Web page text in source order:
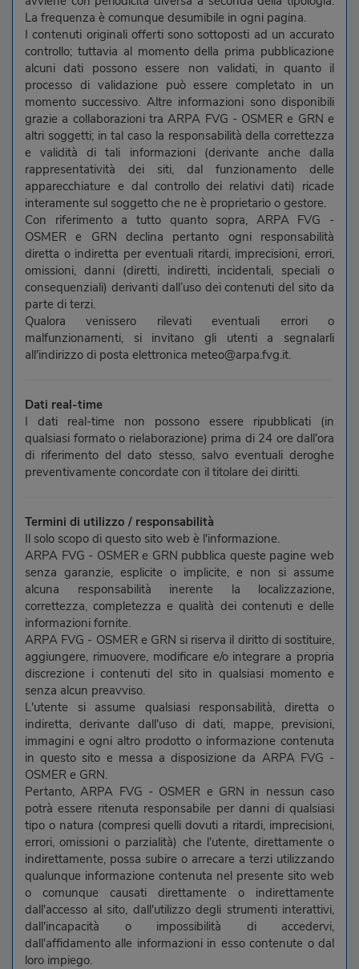
La frequenza è comunque desumibile in ogni pagina.
I contenuti originali offerti sono sottoposti ad un accurato
controllo; tuttavia al momento della prima pubblicazione
alcuni dati possono essere non validati, in quanto il
processo di validazione può essere completato in un
momento successivo. Altre informazioni sono disponibili
grazie a collaborazioni tra ARPA FVG - OSMER e GRN e
altri soggetti; in tal caso la responsabilità della correttezza
e validità di tali informazioni (derivante anche dalla
rappresentatività dei siti, dal funzionamento delle
apparecchiature e dal controllo dei relativi dati) ricade
interamente sul soggetto che ne è proprietario o gestore.
Con riferimento a tutto quanto sopra, ARPA FVG -
OSMER e GRN declina pertanto ogni responsabilità
diretta o indiretta per eventuali ritardi, imprecisioni, errori,
omissioni, danni (diretti, indiretti, incidentali, speciali o
consequenziali) derivanti dall’uso dei contenuti del sito da
parte di terzi.
Qualora venissero rilevati eventuali errori o
malfunzionamenti, si invitano gli utenti a segnalarli
all'indirizzo di posta elettronica meteo@arpa.fvg.it.
Dati real-time
I dati real-time non possono essere ripubblicati (in
qualsiasi formato o rielaborazione) prima di 24 ore dall'ora
di riferimento del dato stesso, salvo eventuali deroghe
preventivamente concordate con il titolare dei diritti.
Termini di utilizzo / responsabilità
Il solo scopo di questo sito web è l'informazione.
ARPA FVG - OSMER e GRN pubblica queste pagine web
senza garanzie, esplicite o implicite, e non si assume
alcuna responsabilità inerente la localizzazione,
correttezza, completezza e qualità dei contenuti e delle
informazioni fornite.
ARPA FVG - OSMER e GRN si riserva il diritto di sostituire,
aggiungere, rimuovere, modificare e/o integrare a propria
discrezione i contenuti del sito in qualsiasi momento e
senza alcun preavviso.
L'utente si assume qualsiasi responsabilità, diretta o
indiretta, derivante dall'uso di dati, mappe, previsioni,
immagini e ogni altro prodotto o informazione contenuta
in questo sito e messa a disposizione da ARPA FVG -
OSMER e GRN.
Pertanto, ARPA FVG - OSMER e GRN in nessun caso
potrà essere ritenuta responsabile per danni di qualsiasi
tipo o natura (compresi quelli dovuti a ritardi, imprecisioni,
errori, omissioni o parzialità) che l'utente, direttamente o
indirettamente, possa subire o arrecare a terzi utilizzando
qualunque informazione contenuta nel presente sito web
o comunque causati direttamente o indirettamente
dall'accesso al sito, dall'utilizzo degli strumenti interattivi,
dall'incapacità o impossibilità di accedervi,
dall'affidamento alle informazioni in esso contenute o dal
loro impiego.